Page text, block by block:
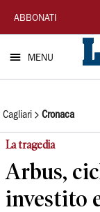
La
Nuova
Sardegna
ABBONATI
MENU
Cagliari Cronaca
La tragedia
Arbus,
investito